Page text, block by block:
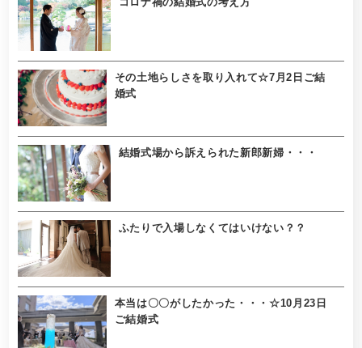
その土地らしさを取り入れて☆7月2日ご結
婚式
結婚式場から訴えられた新郎新婦・・・
ふたりで入場しなくてはいけない？？
本当は〇〇がしたかった・・・☆10月23日
ご結婚式